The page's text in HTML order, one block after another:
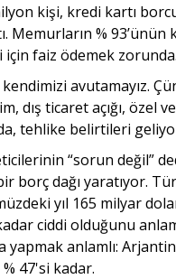
kişi, kredi kartı
Memurların %
için faiz ödemek zorunda.
avutamayız.
dış ticaret açığı, özel
tehlike belirtileri
“sorun değil”
borç dağı yaratıyor.
yıl 165 milyar
ciddi olduğunu
yapmak anlamlı:
47'si kadar.